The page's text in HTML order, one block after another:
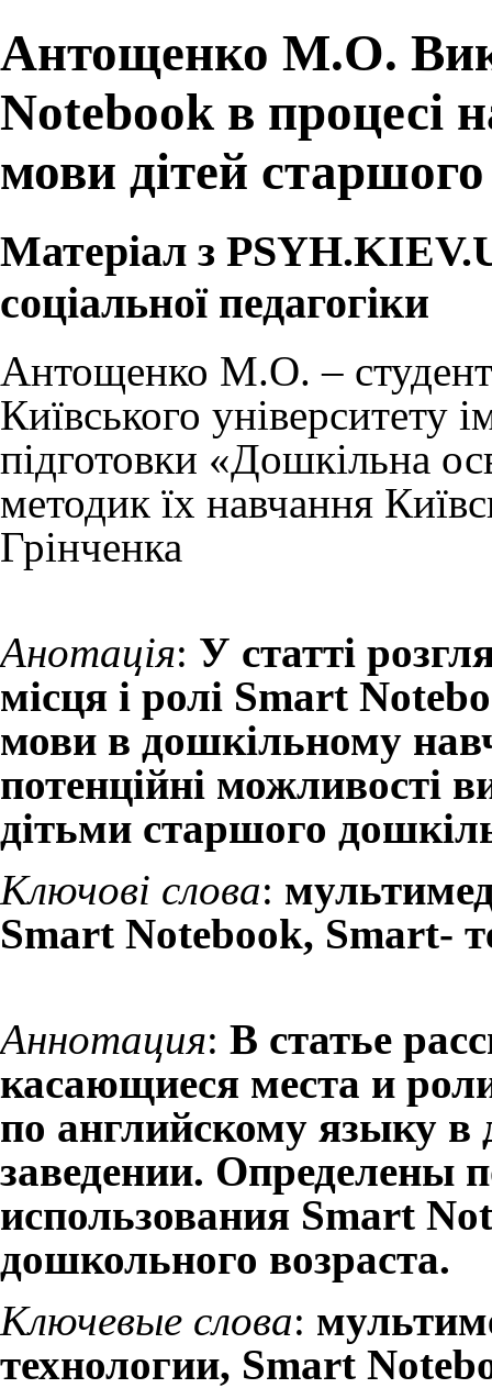
Антощенко М.О.
Notebook в процесі
мови дітей
Матеріал з
соціальної педагогіки
Антощенко М.О. –
Київського університету
підготовки «Дошкільна
методик їх навчання
Грінченка
Анотація: У статті
місця і ролі Smart
мови в дошкільному
потенційні можливості
дітьми старшого
Ключові слова:
Smart Notebook, Smart-
Аннотация: В статье
касающиеся места и
по английскому языку
заведении. Определены
использования Smart
дошкольного возраста.
Ключевые слова:
технологии, Smart